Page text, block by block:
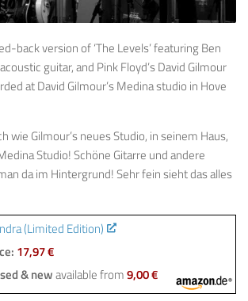
back version of ‘The Levels’ featuring Ben
guitar, and Pink Floyd’s David Gilmour
at David Gilmour’s Medina studio in Hove
wie Gilmour’s neues Studio, in seinem Haus,
Studio! Schöne Gitarre und andere
da im Hintergrund! Sehr fein sieht das alles
(Limited Edition)
17,97 €
& newavailable from9,00 €